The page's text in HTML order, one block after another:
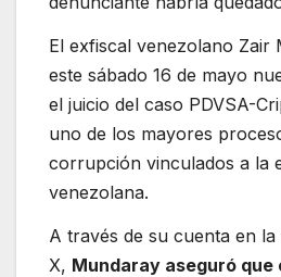
El exfiscal venezolano Zair
este sábado 16 de mayo
el juicio del caso PDVSA-
uno de los mayores
corrupción vinculados a la
venezolana.
A través de su cuenta en la
X, Mundaray aseguró que